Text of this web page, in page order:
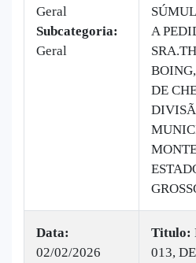
Geral
Subcategoria:
Geral
A
DE
Data:
02/02/2026
Titulo:
013,